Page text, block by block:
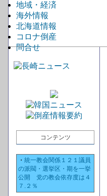
地域・経済
海外情報
北海道情報
コロナ倒産
問合せ
コンテンツ
・ 統一教会関係１２１議員
の派閥・選挙区・期を一挙
公開 党の教会依存度は４
７.２％